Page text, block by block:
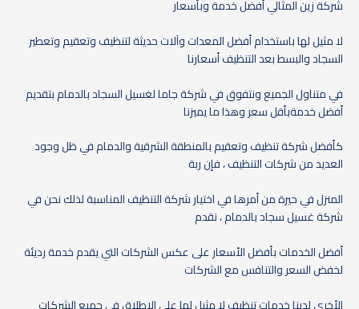
شركة زين المثالي أفضل خدمة وبأسعار
لا مثيل لها باستخدام أفضل المعدات وآلات حديثة لتنظيف وتعقيم وتعطير
السجاد والبسط بعد التنظيف أسعارنا
في متناول الجميع ونتفوق في شركة جاما لغسيل السجاد بالدمام بتقديم
أفضل خدمةبأقل سعر وهذا ما يميزنا
كأفضل شركة تنظيف وتعقيم بالمنطقة الشرقية والدمام في ظل وجود
العديد من شركات التنظيف ، فإن ربة
المنزل في حيرة من أمرها في اختيار شركة التنظيف المناسبة لذلك نحن في
شركة غسيل سجاد بالدمام ، نقدم
أفضل الخدمات بأفضل الأسعار على عكس الشركات التي يقدم خدمة رديئة
لخفض السعر والتنافس مع الشركات